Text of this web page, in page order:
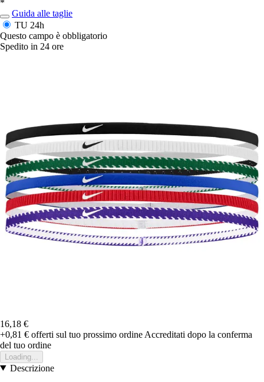
*
Guida alle taglie
TU 24h
Questo campo è obbligatorio
Spedito in 24 ore
16,18 €
+0,81 € offerti sul tuo prossimo ordine Accreditati dopo la conferma
del tuo ordine
Loading...
Descrizione